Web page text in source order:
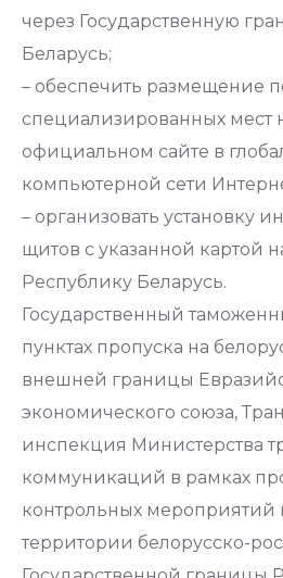
через Государственную
Беларусь;
– обеспечить размещение
специализированных мест
официальном сайте в
компьютерной сети
– организовать установку
щитов с указанной картой
Республику Беларусь.
Государственный
пунктах пропуска на
внешней границы
экономического союза,
инспекция Министерства
коммуникаций в рамках
контрольных мероприятий
территории белорусско-